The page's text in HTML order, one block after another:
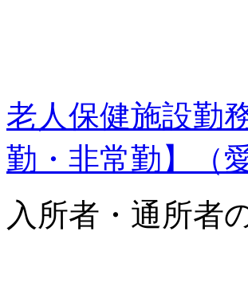
老人保健施設勤
勤・非常勤】（
入所者・通所者